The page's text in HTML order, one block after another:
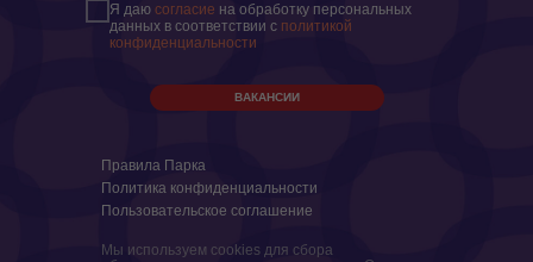
Я даю согласие на обработку персональных
данных в соответствии с политикой
конфиденциальности
Правила Парка
Политика конфиденциальности
Пользовательское соглашение
Мы используем cookies для сбора
ВАКАНСИИ